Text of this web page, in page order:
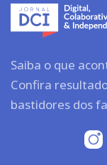
Saiba o que
Confira
bastidores dos